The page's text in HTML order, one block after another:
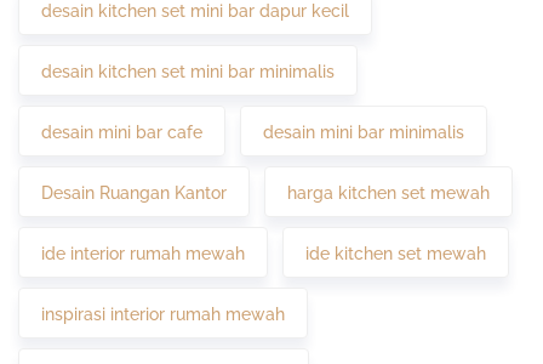
desain kitchen set mini bar dapur kecil
desain kitchen set mini bar minimalis
desain mini bar cafe desain mini bar minimalis
Desain Ruangan Kantor harga kitchen set mewah
ide interior rumah mewah ide kitchen set mewah
inspirasi interior rumah mewah